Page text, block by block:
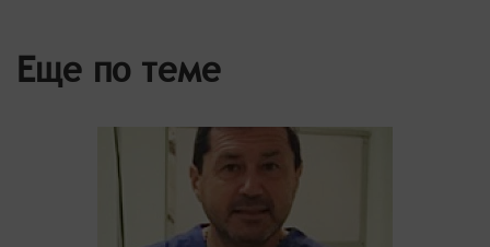
Еще по теме